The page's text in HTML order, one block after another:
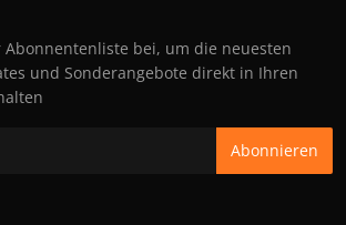
Abonnentenliste bei, um die neuesten
und Sonderangebote direkt in Ihren
Abonnieren